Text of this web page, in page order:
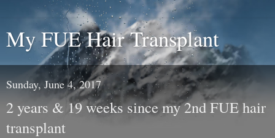
My FUE Hair Transplant
Sunday, June 4, 2017
2 years & 19 weeks since my 2nd FUE hair
transplant